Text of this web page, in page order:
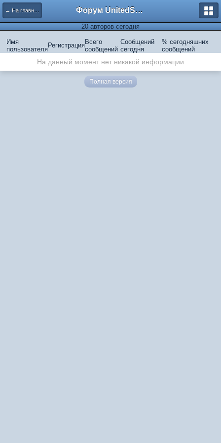
← На главную Форум UnitedSouth
20 авторов сегодня
Имя
пользователя
РегистрацияВсего
сообщений
Сообщений
сегодня
% сегодняшних
сообщений
На данный момент нет никакой информации
Полная версия